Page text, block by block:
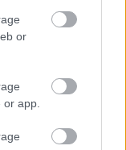
or
app.
monitor a Dell-
az Acer